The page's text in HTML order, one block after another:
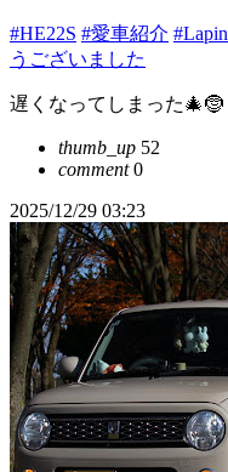
#HE22S #愛車紹介 #Lapin
うございました
遅くなってしまった🎄🤶
thumb_up 52
comment0
2025/12/29 03:23